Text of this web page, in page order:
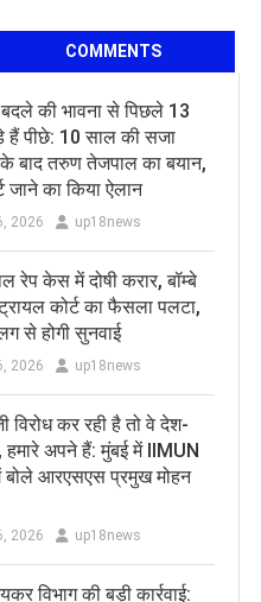
COMMENTS
की भावना से पिछले 13
हैं पीछे: 10 साल की सजा
बाद तरुण तेजपाल का बयान,
जाने का किया ऐलान
2026 up18news
रेप केस में दोषी करार, बॉम्बे
ट्रायल कोर्ट का फैसला पलटा,
से होगी सुनवाई
2026 up18news
कर रही है तो वे देश-
हमारे अपने हैं: मुंबई में IIMUN
बोले आरएसएस प्रमुख मोहन
2026 up18news
विभाग की बड़ी कार्रवाई: